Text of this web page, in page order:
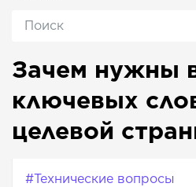
Зачем нужны
ключевых
целевой
#Технические вопросы